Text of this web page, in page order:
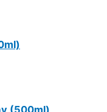
(500ml)